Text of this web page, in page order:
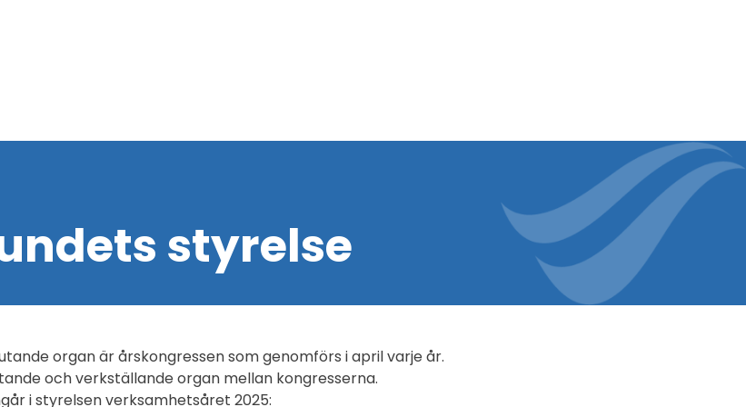
styrelse
organ är årskongressen som genomförs i april varje år.
och verkställande organ mellan kongresserna.
i styrelsen verksamhetsåret 2025: